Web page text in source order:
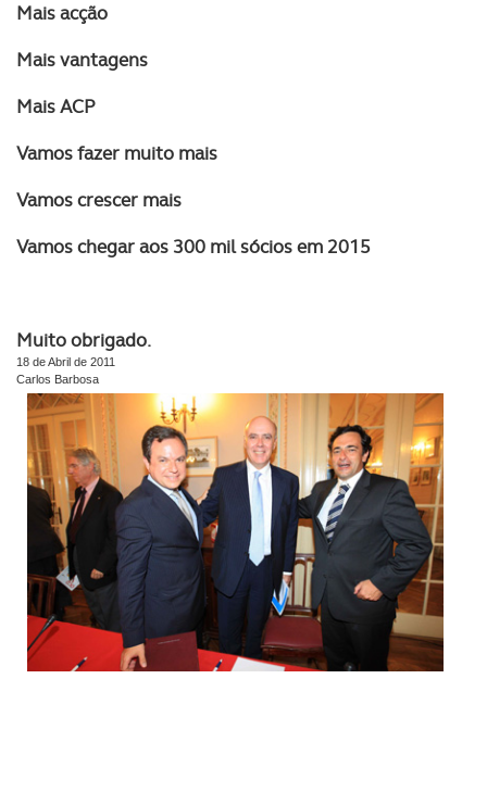
Mais acção
Mais vantagens
Mais ACP
Vamos fazer muito mais
Vamos crescer mais
Vamos chegar aos 300 mil sócios em 2015
Muito obrigado.
18 de Abril de 2011
Carlos Barbosa